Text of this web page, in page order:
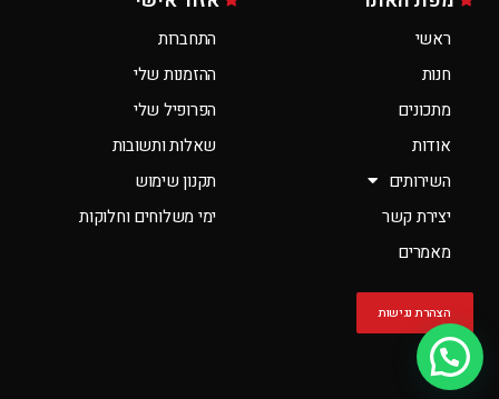
ראשי
חנות
מתכונים
אודות
השירותים
יצירת קשר
מאמרים
הצהרת נגישות
התחברות
ההזמנות שלי
הפרופיל שלי
שאלות ותשובות
תקנון שימוש
ימי משלוחים וחלוקות